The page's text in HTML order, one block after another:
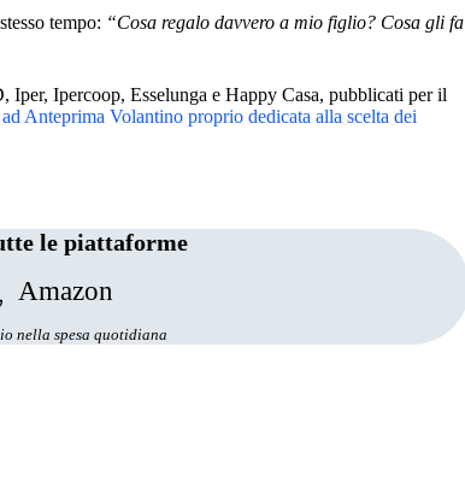
tempo: “Cosa regalo davvero a mio figlio? Cosa gli fa
Ipercoop, Esselunga e Happy Casa, pubblicati per il
Anteprima Volantino proprio dedicata alla scelta dei
le piattaforme
Amazon
nella spesa quotidiana